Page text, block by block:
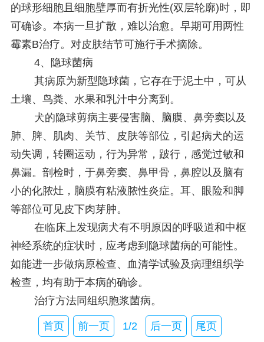
的球形细胞且细胞壁厚而有折光性(双层轮廓)时，即
可确诊。本病一旦扩散，难以治愈。早期可用两性
霉素B治疗。对皮肤结节可施行手术摘除。
4、隐球菌病
其病原为新型隐球菌，它存在于泥土中，可从
土壤、鸟粪、水果和乳汁中分离到。
犬的隐球剪病主要侵害脑、脑膜、鼻旁窦以及
肺、脾、肌肉、关节、皮肤等部位，引起病犬的运
动失调，转圈运动，行为异常，跛行，感觉过敏和
鼻漏。剖检时，于鼻旁窦、鼻甲骨，鼻腔以及脑有
小的化脓灶，脑膜有粘液脓性炎症。耳、眼险和脚
等部位可见皮下肉芽肿。
在临床上发现病犬有不明原因的呼吸道和中枢
神经系统的症状时，应考虑到隐球菌病的可能性。
如能进一步做病原检查、血清学试验及病理组织学
检查，均有助于本病的确诊。
治疗方法同组织胞浆菌病。
首页 前一页 1/2 后一页 尾页